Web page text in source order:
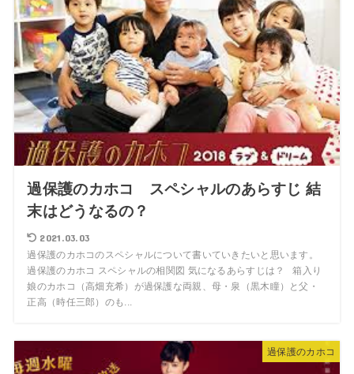
過保護のカホコ スペシャルのあらすじ 結
末はどうなるの？
2021.03.03
過保護のカホコのスペシャルについて書いていきたいと思います。
過保護のカホコ スペシャルの相関図 気になるあらすじは？ 箱入り
娘のカホコ（高畑充希）が過保護な両親、母・泉（黒木瞳）と父・
正高（時任三郎）のも...
過保護のカホコ